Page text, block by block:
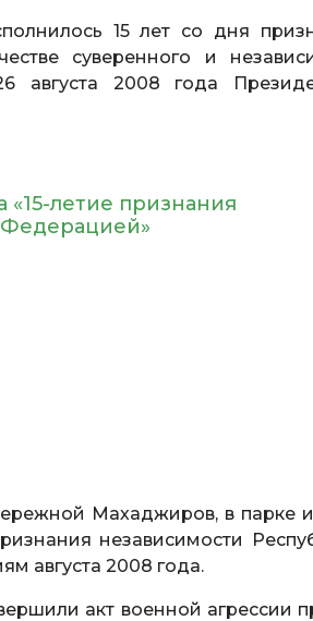
15 лет со дня
суверенного и
августа 2008 года
летие признания
Федерацией»
Махаджиров, в парке
независимости
августа 2008 года.
акт военной агрессии